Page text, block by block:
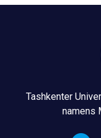
Tashkenter
namens